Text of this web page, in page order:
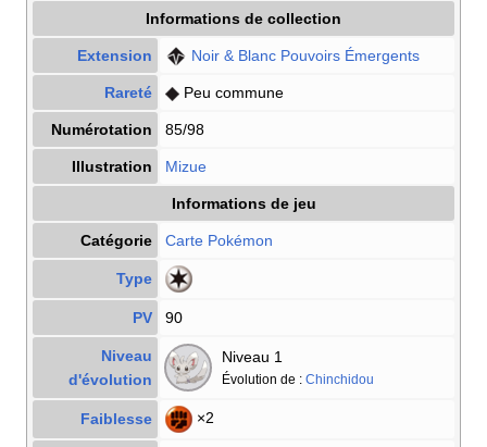
Informations de collection
Extension Noir & Blanc Pouvoirs Émergents
Rareté Peu commune
Numérotation 85/98
Illustration Mizue
Informations de jeu
Catégorie Carte Pokémon
Type
PV 90
Niveau
d'évolution
Niveau 1
Évolution de : Chinchidou
Faiblesse ×2